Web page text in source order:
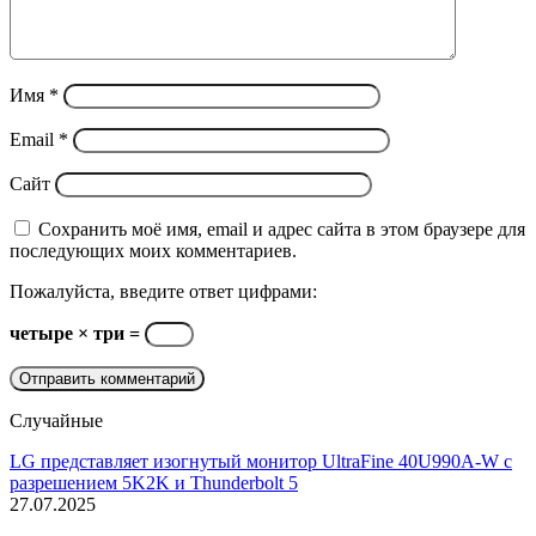
Имя *
Email *
Сайт
Сохранить моё имя, email и адрес сайта в этом браузере для
последующих моих комментариев.
Пожалуйста, введите ответ цифрами:
четыре × три =
Случайные
LG представляет изогнутый монитор UltraFine 40U990A-W с
разрешением 5K2K и Thunderbolt 5
27.07.2025